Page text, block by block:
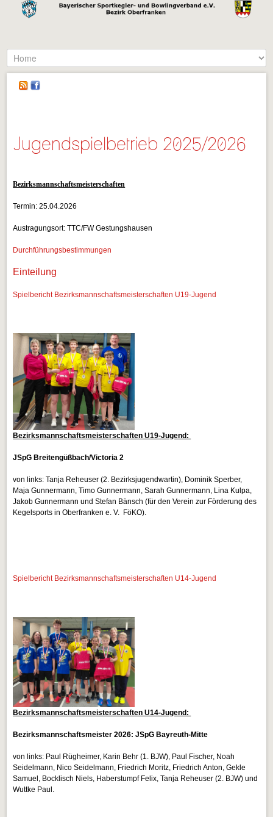
Jugendspielbetrieb 2025/2026
Bezirksmannschaftsmeisterschaften
Termin: 25.04.2026
Austragungsort: TTC/FW Gestungshausen
Durchführungsbestimmungen
Einteilung
Spielbericht Bezirksmannschaftsmeisterschaften U19-Jugend
Bezirksmannschaftsmeisterschaften U19-Jugend:
JSpG Breitengüßbach/Victoria 2
von links: Tanja Reheuser (2. Bezirksjugendwartin), Dominik Sperber,
Maja Gunnermann, Timo Gunnermann, Sarah Gunnermann, Lina Kulpa,
Jakob Gunnermann und Stefan Bänsch (für den Verein zur Förderung des
Kegelsports in Oberfranken e. V. FöKO).
Spielbericht Bezirksmannschaftsmeisterschaften U14-Jugend
Bezirksmannschaftsmeisterschaften U14-Jugend:
Bezirksmannschaftsmeister 2026: JSpG Bayreuth-Mitte
von links: Paul Rügheimer, Karin Behr (1. BJW), Paul Fischer, Noah
Seidelmann, Nico Seidelmann, Friedrich Moritz, Friedrich Anton, Gekle
Samuel, Bocklisch Niels, Haberstumpf Felix, Tanja Reheuser (2. BJW) und
Wuttke Paul.